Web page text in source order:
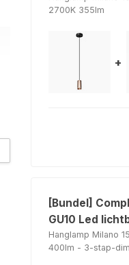
2700K 355lm
+
[Bundel]
GU10 Led
Hanglamp Milano
400lm - 3-stap-dim